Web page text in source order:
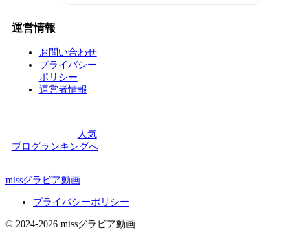
運営情報
お問い合わせ
プライバシー
ポリシー
運営者情報
人気
ブログランキングへ
missグラビア動画
プライバシーポリシー
© 2024-2026 missグラビア動画.